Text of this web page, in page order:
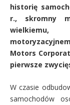
historię
r., skromny
wielkiemu,
Motors
pierwsze
W czasie
samochodów